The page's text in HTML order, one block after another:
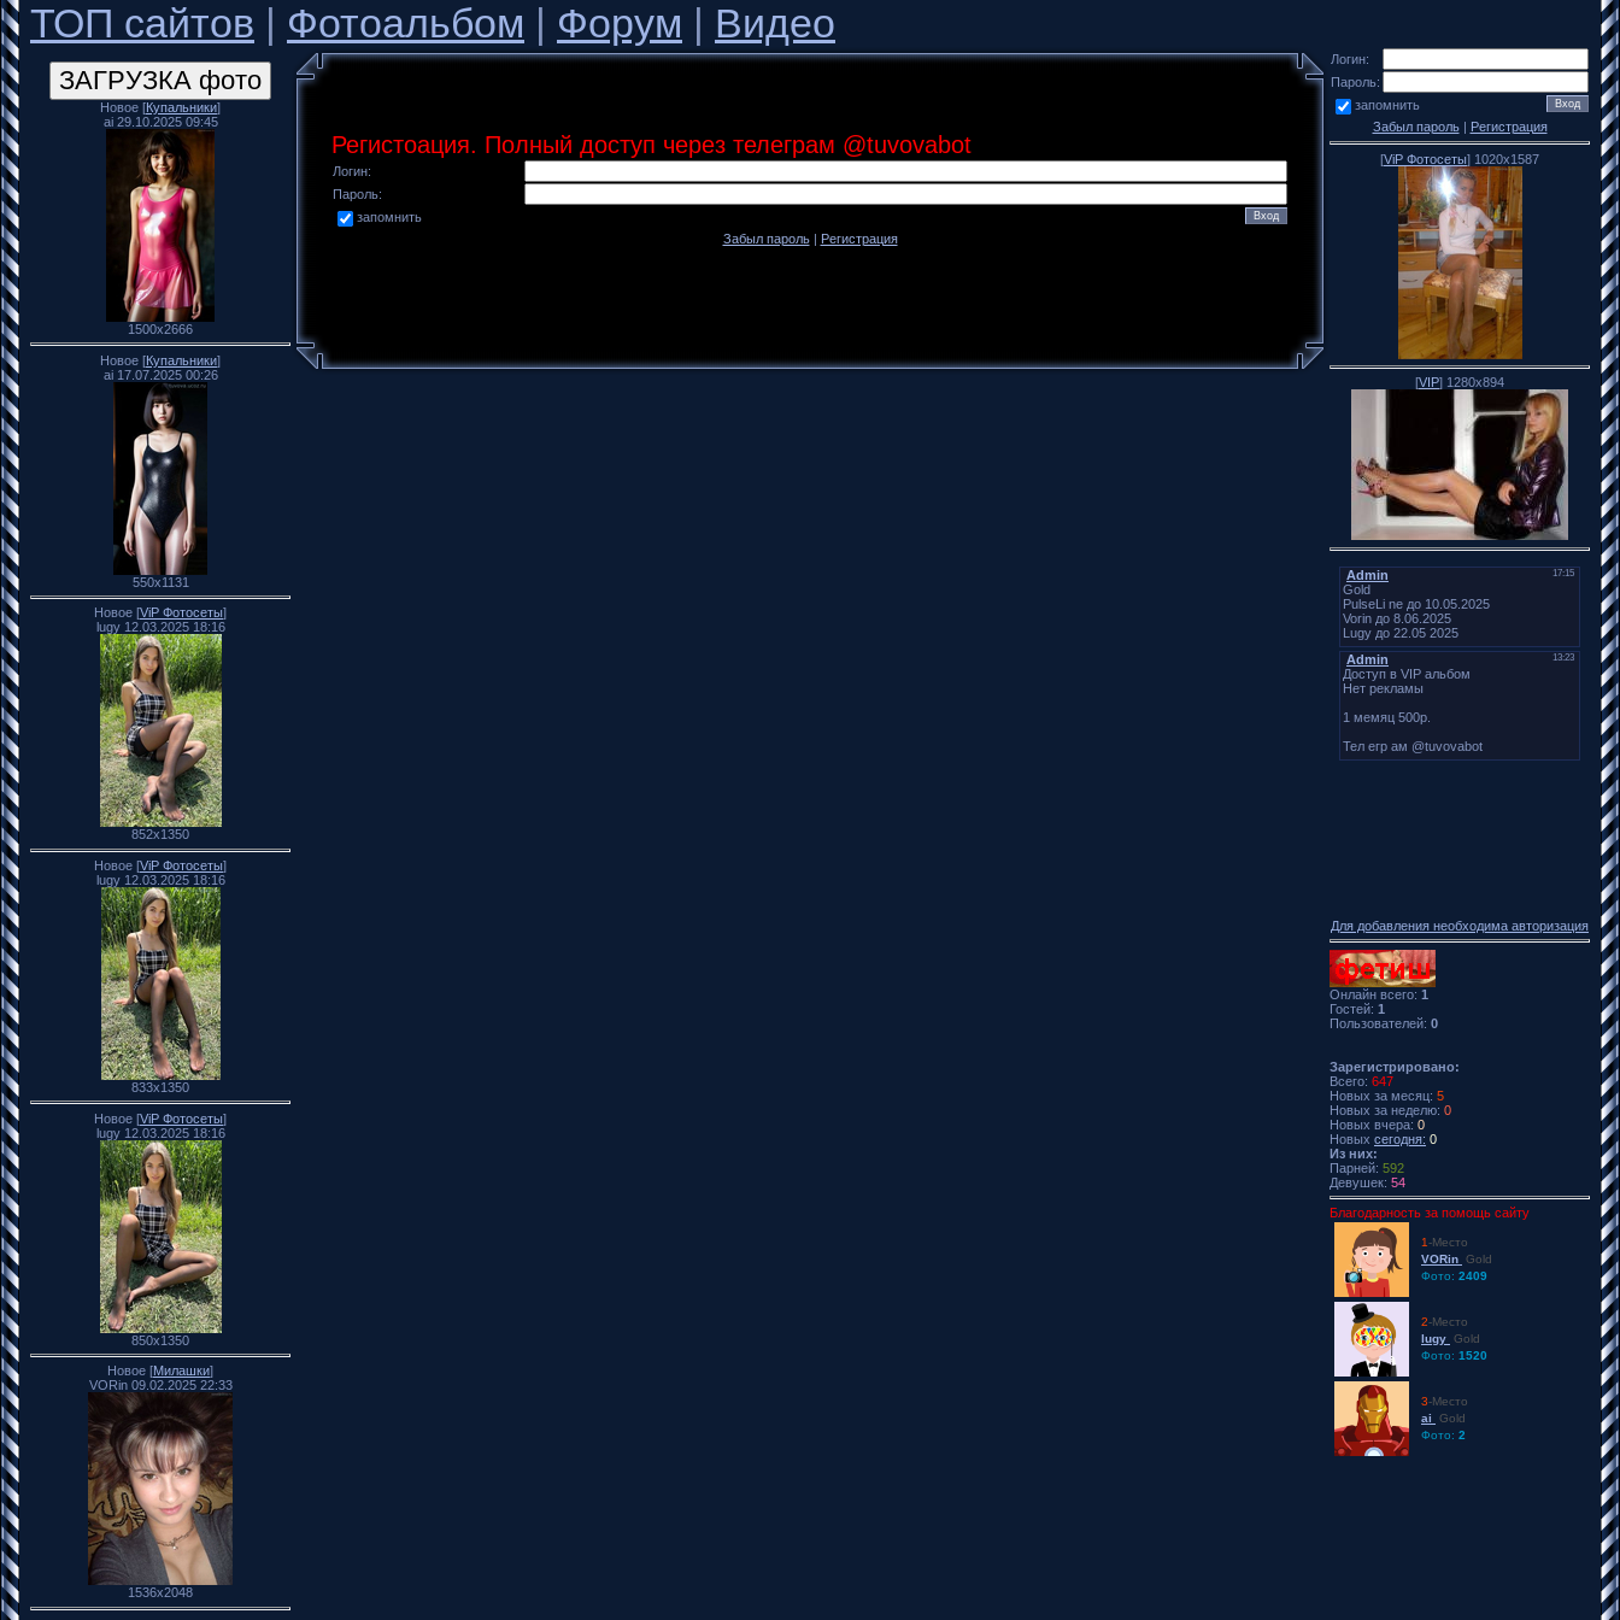
ТОП сайтов | Фотоальбом | Форум | Видео
Новое [Купальники]
ai 29.10.2025 09:45
1500x2666
Новое [Купальники]
ai 17.07.2025 00:26
550x1131
Новое [ViP Фотосеты]
lugy 12.03.2025 18:16
852x1350
Новое [ViP Фотосеты]
lugy 12.03.2025 18:16
833x1350
Новое [ViP Фотосеты]
lugy 12.03.2025 18:16
850x1350
Новое [Милашки]
VORin 09.02.2025 22:33
1536x2048
Регистоация. Полный доступ через телеграм @tuvovabot
Логин:
Пароль:
запомнить
Забыл пароль| Регистрация
Логин:
Пароль:
запомнить
Забыл пароль| Регистрация
[ViP Фотосеты] 1020x1587
[VIP] 1280x894
Для добавления необходима авторизация
Онлайн всего: 1
Гостей: 1
Пользователей: 0
Зарегистрировано:
Всего: 647
Новых за месяц: 5
Новых за неделю: 0
Новых вчера: 0
Новых сегодня: 0
Из них:
Парней: 592
Девушек: 54
Благодарность за помощь сайту
1-Место
VORin Gold
Фото: 2409
2-Место
lugy Gold
Фото: 1520
3-Место
ai
Gold
Фото: 2